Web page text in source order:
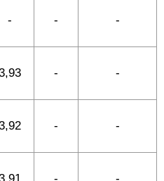
- - -
- -
- -